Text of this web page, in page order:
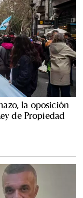
la oposición
de Propiedad